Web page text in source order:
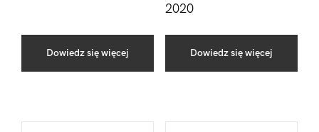
Dowiedz się więcej
2020
Dowiedz się więcej